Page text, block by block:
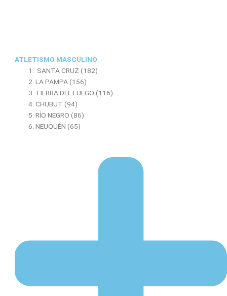
ATLETISMO MASCULINO
SANTA CRUZ (182)
LA PAMPA (156)
TIERRA DEL FUEGO (116)
CHUBUT (94)
RÍO NEGRO (86)
NEUQUÉN (65)